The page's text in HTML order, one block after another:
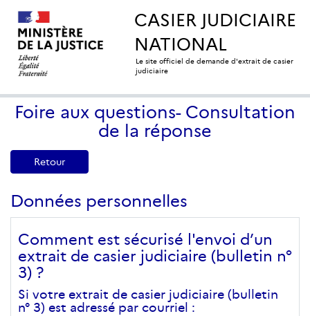
CASIER JUDICIAIRE
NATIONAL
Le site officiel de demande d'extrait de casier
judiciaire
Foire aux questions- Consultation
de la réponse
Retour
Données personnelles
Comment est sécurisé l'envoi d’un
extrait de casier judiciaire (bulletin n°
3) ?
Si votre extrait de casier judiciaire (bulletin
n° 3) est adressé par courriel :